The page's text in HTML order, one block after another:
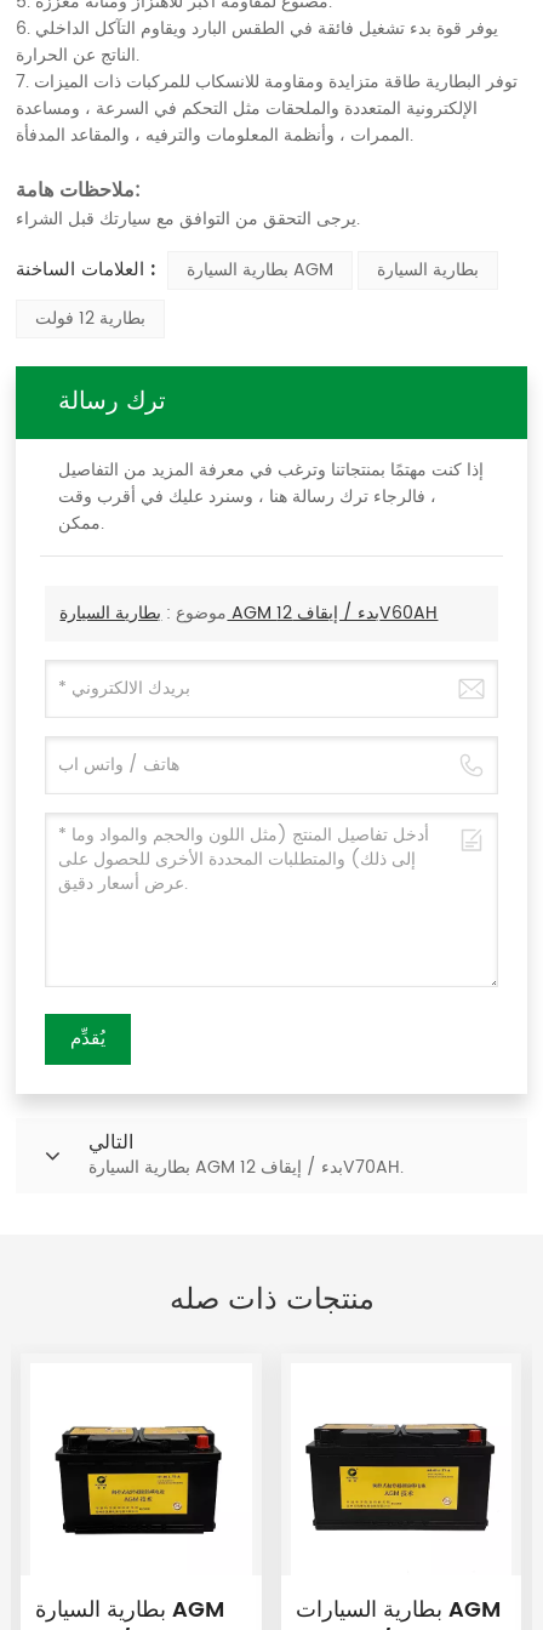
6. يوفر قوة بدء تشغيل فائقة في الطقس البارد ويقاوم التآكل الداخلي
الناتج عن الحرارة.
7. توفر البطارية طاقة متزايدة ومقاومة للانسكاب للمركبات ذات الميزات
الإلكترونية المتعددة والملحقات مثل التحكم في السرعة ، ومساعدة
الممرات ، وأنظمة المعلومات والترفيه ، والمقاعد المدفأة.
ملاحظات هامة:
يرجى التحقق من التوافق مع سيارتك قبل الشراء.
العلامات الساخنة : بطارية السيارة AGM
بطارية السيارة
بطارية 12 فولت
ترك رسالة
إذا كنت مهتمًا بمنتجاتنا وترغب في معرفة المزيد من التفاصيل
، فالرجاء ترك رسالة هنا ، وسنرد عليك في أقرب وقت
ممكن.
موضوع : بطارية السيارة AGM بدء / إيقاف 12V60AH
يُقدِّم
التالي
بطارية السيارة AGM بدء / إيقاف 12V70AH.
منتجات ذات صله
بطارية السيارة AGM
بطارية السيارات AGM